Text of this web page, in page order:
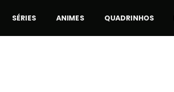
SÉRIES ANIMES QUADRINHOS